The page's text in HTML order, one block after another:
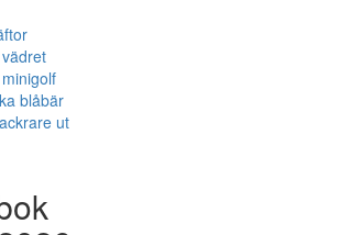
blåbär
ut